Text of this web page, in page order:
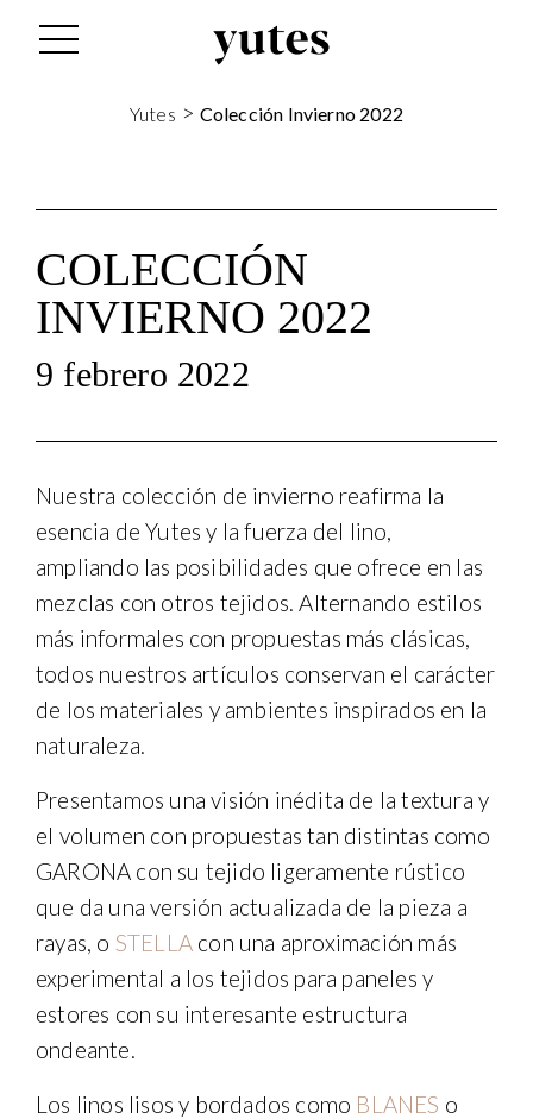
Yutes > Colección Invierno 2022
COLECCIÓN
INVIERNO 2022
9 febrero 2022
Nuestra colección de invierno reafirma la
esencia de Yutes y la fuerza del lino,
ampliando las posibilidades que ofrece en las
mezclas con otros tejidos. Alternando estilos
más informales con propuestas más clásicas,
todos nuestros artículos conservan el carácter
de los materiales y ambientes inspirados en la
naturaleza.
Presentamos una visión inédita de la textura y
el volumen con propuestas tan distintas como
GARONA con su tejido ligeramente rústico
que da una versión actualizada de la pieza a
rayas, o STELLA con una aproximación más
experimental a los tejidos para paneles y
estores con su interesante estructura
ondeante.
Los linos lisos y bordados como BLANES o